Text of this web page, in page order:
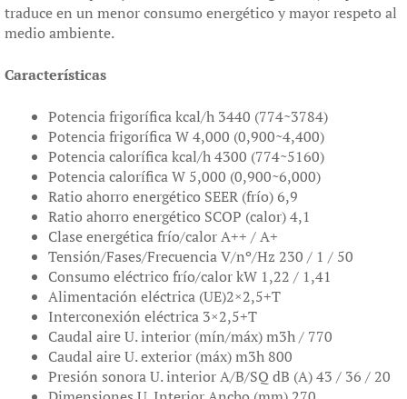
traduce en un menor consumo energético y mayor respeto al
medio ambiente.
Características
Potencia frigorífica kcal/h 3440 (774~3784)
Potencia frigorífica W 4,000 (0,900~4,400)
Potencia calorífica kcal/h 4300 (774~5160)
Potencia calorífica W 5,000 (0,900~6,000)
Ratio ahorro energético SEER (frío) 6,9
Ratio ahorro energético SCOP (calor) 4,1
Clase energética frío/calor A++ / A+
Tensión/Fases/Frecuencia V/nº/Hz 230 / 1 / 50
Consumo eléctrico frío/calor kW 1,22 / 1,41
Alimentación eléctrica (UE)2×2,5+T
Interconexión eléctrica 3×2,5+T
Caudal aire U. interior (mín/máx) m3h / 770
Caudal aire U. exterior (máx) m3h 800
Presión sonora U. interior A/B/SQ dB (A) 43 / 36 / 20